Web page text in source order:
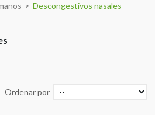
> Descongestivos nasales
Ordenar por